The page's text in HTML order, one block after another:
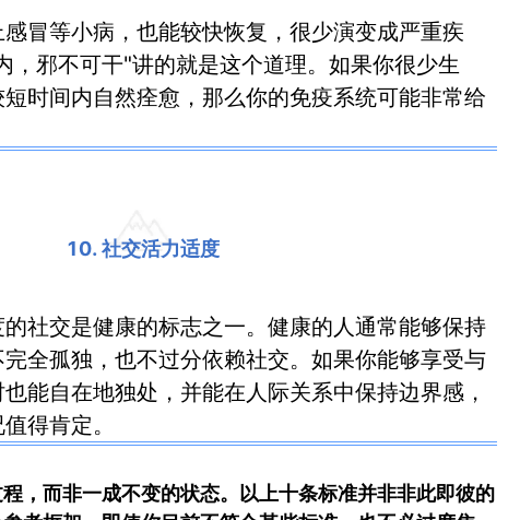
冒等小病，也能较快恢复，很少演变成严重疾
，邪不可干"讲的就是这个道理。如果你很少生
时间内自然痊愈，那么你的免疫系统可能非常给
10. 社交活力适度
社交是健康的标志之一。健康的人通常能够保持
全孤独，也不过分依赖社交。如果你能够享受与
能自在地独处，并能在人际关系中保持边界感，
得肯定。
，而非一成不变的状态。以上十条标准并非非此即彼的